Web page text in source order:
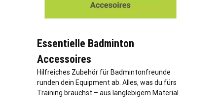
Essentielle Badminton
Accessoires
Hilfreiches Zubehör für Badmintonfreunde
runden dein Equipment ab. Alles, was du fürs
Training brauchst – aus langlebigem Material.